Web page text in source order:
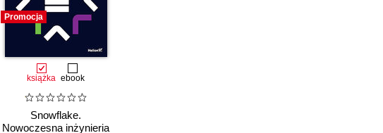
Promocja
książka ebook
Snowflake.
Nowoczesna inżynieria